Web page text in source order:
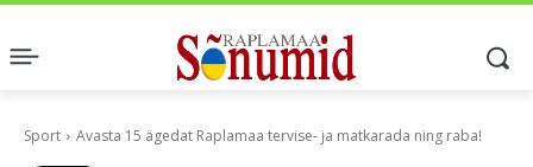
Sport Avasta 15 ägedat Raplamaa tervise- ja matkarada ning raba!